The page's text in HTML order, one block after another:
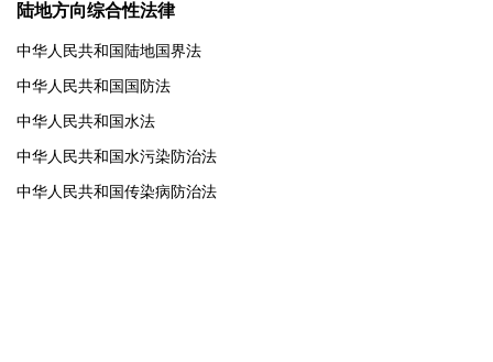
陆地方向综合性法律
中华人民共和国陆地国界法
中华人民共和国国防法
中华人民共和国水法
中华人民共和国水污染防治法
中华人民共和国传染病防治法